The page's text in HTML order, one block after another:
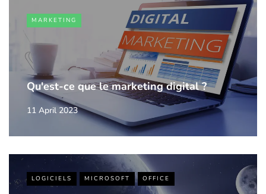
MARKETING
Qu'est-ce que le marketing digital ?
11 April 2023
LOGICIELS MICROSOFT OFFICE